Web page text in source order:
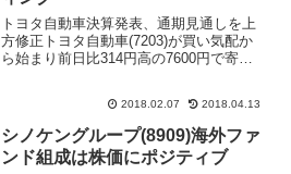
トヨタ自動車決算発表、通期見通しを上
方修正トヨタ自動車(7203)が買い気配か
ら始まり前日比314円高の7600円で寄り
2018年3月期の業績予想を上方修正、三
菱...
2018.02.07 2018.04.13
シノケングループ(8909)海外ファ
ンド組成は株価にポジティブ